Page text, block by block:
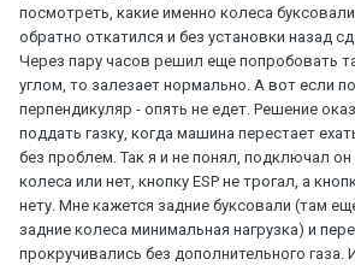
посмотреть, какие именно колеса
обратно откатился и без установки назад
Через пару часов решил еще попробовать
углом, то залезает нормально. А вот если
перпендикуляр - опять не едет. Решение
поддать газку, когда машина перестает
без проблем. Так я и не понял, подключал он
колеса или нет, кнопку ESP не трогал, а
нету. Мне кажется задние буксовали (там
задние колеса минимальная нагрузка) и
прокручивались без дополнительного газа.